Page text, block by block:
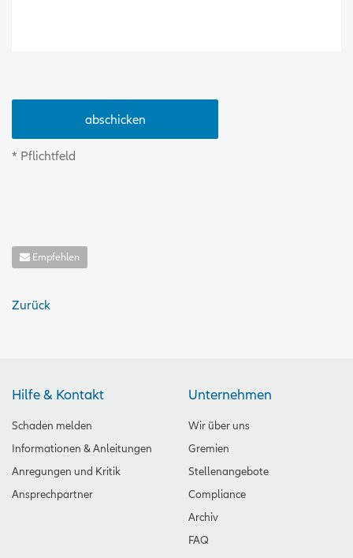
* Pflichtfeld
Empfehlen
Zurück
Hilfe & Kontakt
Schaden melden
Informationen & Anleitungen
Anregungen und Kritik
Ansprechpartner
Unternehmen
Wir über uns
Gremien
Stellenangebote
Compliance
Archiv
FAQ